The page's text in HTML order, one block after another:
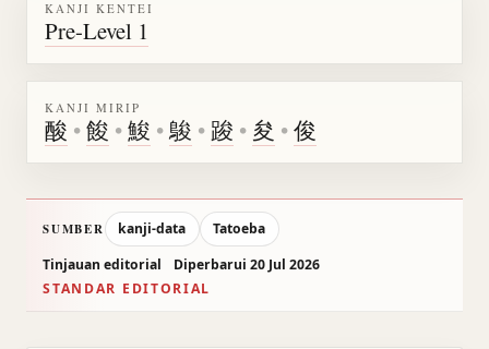
KANJI KENTEI
Pre-Level 1
KANJI MIRIP
酸 •餕 •鮻 •鵔 • 踆 • 夋 •俊
SUMBER kanji-data
Tatoeba
Tinjauan editorial
Diperbarui 20 Jul 2026
STANDAR EDITORIAL